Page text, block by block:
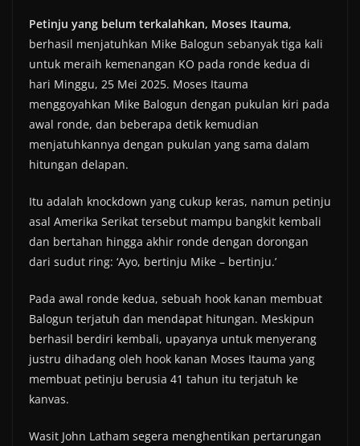
Petinju yang belum terkalahkan, Moses Itauma,
berhasil menjatuhkan Mike Balogun sebanyak tiga kali
untuk meraih kemenangan KO pada ronde kedua di
hari Minggu, 25 Mei 2025. Moses Itauma
menggoyahkan Mike Balogun dengan pukulan kiri pada
awal ronde, dan beberapa detik kemudian
menjatuhkannya dengan pukulan yang sama dalam
hitungan delapan.
Itu adalah knockdown yang cukup keras, namun petinju
asal Amerika Serikat tersebut mampu bangkit kembali
dan bertahan hingga akhir ronde dengan dorongan
dari sudut ring: ‘Ayo, bertinju Mike – bertinju.’
Pada awal ronde kedua, sebuah hook kanan membuat
Balogun terjatuh dan mendapat hitungan. Meskipun
berhasil berdiri kembali, upayanya untuk menyerang
justru dihadang oleh hook kanan Moses Itauma yang
membuat petinju berusia 41 tahun itu terjatuh ke
kanvas.
Wasit John Latham segera menghentikan pertarungan